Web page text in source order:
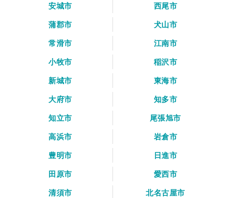
安城市
西尾市
蒲郡市
犬山市
常滑市
江南市
小牧市
稲沢市
新城市
東海市
大府市
知多市
知立市
尾張旭市
高浜市
岩倉市
豊明市
日進市
田原市
愛西市
清須市
北名古屋市